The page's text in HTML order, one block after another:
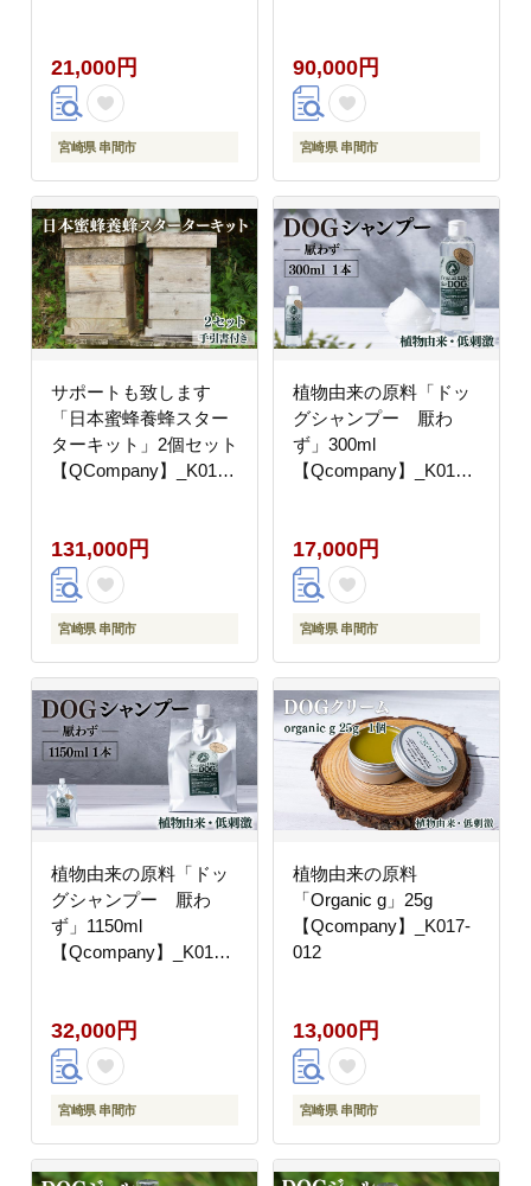
21,000円
宮崎県 串間市
90,000円
宮崎県 串間市
サポートも致します
「日本蜜蜂養蜂スター
ターキット」2個セット
【QCompany】_K017-
131,000円
宮崎県 串間市
植物由来の原料「ドッ
グシャンプー 厭わ
ず」300ml
【Qcompany】_K017-
17,000円
宮崎県 串間市
植物由来の原料「ドッ
グシャンプー 厭わ
ず」1150ml
【Qcompany】_K017-
32,000円
宮崎県 串間市
植物由来の原料
「Organic g」25g
【Qcompany】_K017-
012
13,000円
宮崎県 串間市